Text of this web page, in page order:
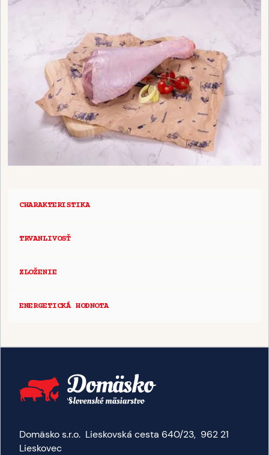
CHARAKTERISTIKA
TRVANLIVOSŤ
ZLOŽENIE
ENERGETICKÁ HODNOTA
Domäsko s.r.o. Lieskovská cesta 640/23, 962 21
Lieskovec